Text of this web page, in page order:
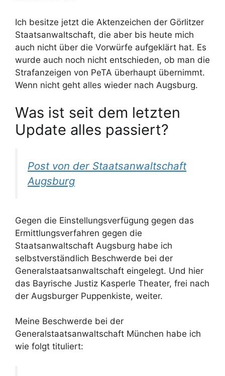
Ich besitze jetzt die Aktenzeichen der Görlitzer
Staatsanwaltschaft, die aber bis heute mich
auch nicht über die Vorwürfe aufgeklärt hat. Es
wurde auch noch nicht entschieden, ob man die
Strafanzeigen von PeTA überhaupt übernimmt.
Wenn nicht geht alles wieder nach Augsburg.
Was ist seit dem letzten
Update alles passiert?
Post von der Staatsanwaltschaft
Augsburg
Gegen die Einstellungsverfügung gegen das
Ermittlungsverfahren gegen die
Staatsanwaltschaft Augsburg habe ich
selbstverständlich Beschwerde bei der
Generalstaatsanwaltschaft eingelegt. Und hier
das Bayrische Justiz Kasperle Theater, frei nach
der Augsburger Puppenkiste, weiter.
Meine Beschwerde bei der
Generalstaatsanwaltschaft München habe ich
wie folgt tituliert: